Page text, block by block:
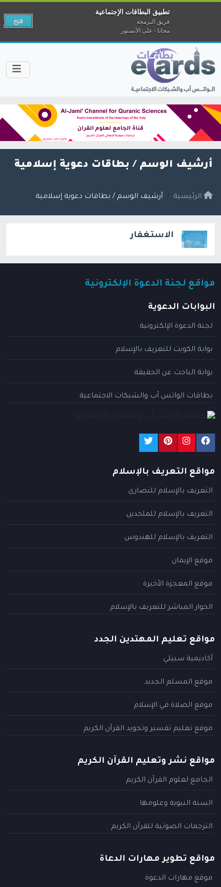
أرشيف الوسم / بطاقات دعوية إسلامية
الرئيسية أرشيف الوسم / بطاقات دعوية إسلامية
الاستغفار
مواقع لجنة الدعوة الإلكترونية
البوابات الدعوية
لجنة الدعوة الإلكترونية
بوابة الكويت للتعريف بالإسلام
بوابة الباحث عن الحقيقة
بطاقات الواتس آب والشبكات الاجتماعية
مواقع التعريف بالإسلام
التعريف بالإسلام للنصارى
التعريف بالإسلام للملحدين
التعريف بالإسلام للهندوس
موقع الإيمان
موقع المعجزة الأخيرة
الحوار المباشر للتعريف بالإسلام
مواقع تعليم المهتدين الجدد
أكاديمية سبيلي
موقع المسلم الجديد
موقع الصلاة في الإسلام
موقع تعليم تفسير وتجويد القرآن الكريم
مواقع نشر وتعليم القرآن الكريم
الجامع لعلوم القرآن الكريم
السنة النبوية وعلومها
الترجمات الصوتية للقرآن الكريم
مواقع تطوير مهارات الدعاة
موقع مهارات الدعوة
تطبيق البطاقات الإجتماعية
فريق البرمجة
مجانا - على الآبستور
فتح